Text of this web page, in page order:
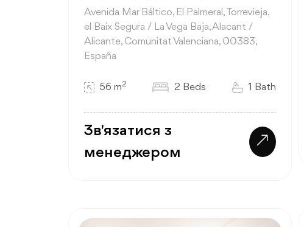
Avenida Mar Báltico, El Palmeral, Torrevieja,
el Baix Segura / La Vega Baja, Alacant /
Alicante, Comunitat Valenciana, 00383,
España
56 m2 2 Beds 1 Bath
Зв'язатися з
менеджером